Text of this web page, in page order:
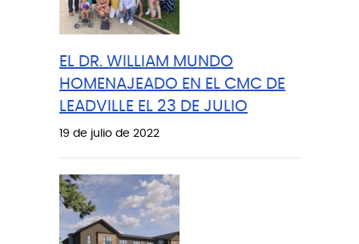
EL DR. WILLIAM MUNDO
HOMENAJEADO EN EL CMC DE
LEADVILLE EL 23 DE JULIO
19 de julio de 2022